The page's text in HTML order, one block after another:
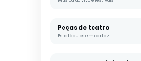
Peças de teatro
Espetáculos em cartaz